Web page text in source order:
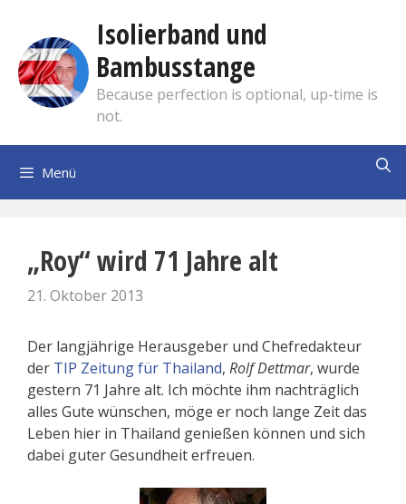
springen
Isolierband und
Bambusstange
Because perfection is optional, up-time is
not.
Menü
„Roy“ wird 71 Jahre alt
21. Oktober 2013
Der langjährige Herausgeber und Chefredakteur
der TIP Zeitung für Thailand, Rolf Dettmar, wurde
gestern 71 Jahre alt. Ich möchte ihm nachträglich
alles Gute wünschen, möge er noch lange Zeit das
Leben hier in Thailand genießen können und sich
dabei guter Gesundheit erfreuen.